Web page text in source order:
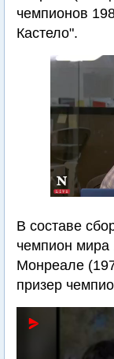
чемпионов
Кастело".
В составе
чемпион мира
Монреале
призер